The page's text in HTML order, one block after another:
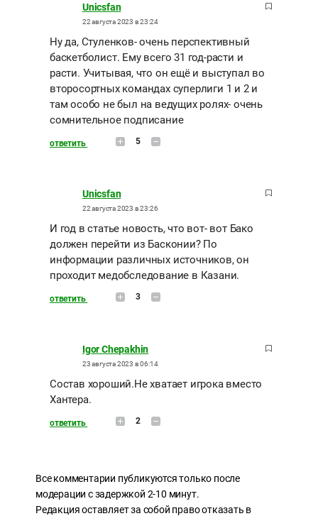
Unicsfan
22 августа 2023 в 23:24
Ну да, Стуленков- очень перспективный
баскетболист. Ему всего 31 год-расти и
расти. Учитывая, что он ещё и выступал во
второсортных командах суперлиги 1 и 2 и
там особо не был на ведущих ролях- очень
сомнительное подписание
ответить 5
Unicsfan
22 августа 2023 в 23:26
И год в статье новость, что вот- вот Бако
должен перейти из Басконии? По
информации различных источников, он
проходит медобследование в Казани.
ответить 3
Igor Chepakhin
23 августа 2023 в 06:14
Состав хороший.Не хватает игрока вместо
Хантера.
ответить 2
Все комментарии публикуются только после
модерации с задержкой 2-10 минут.
Редакция оставляет за собой право отказать в